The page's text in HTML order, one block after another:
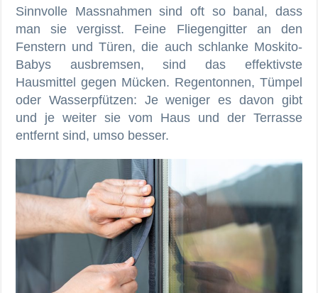
Sinnvolle Massnahmen sind oft so banal, dass
man sie vergisst. Feine Fliegengitter an den
Fenstern und Türen, die auch schlanke Moskito-
Babys ausbremsen, sind das effektivste
Hausmittel gegen Mücken. Regentonnen, Tümpel
oder Wasserpfützen: Je weniger es davon gibt
und je weiter sie vom Haus und der Terrasse
entfernt sind, umso besser.